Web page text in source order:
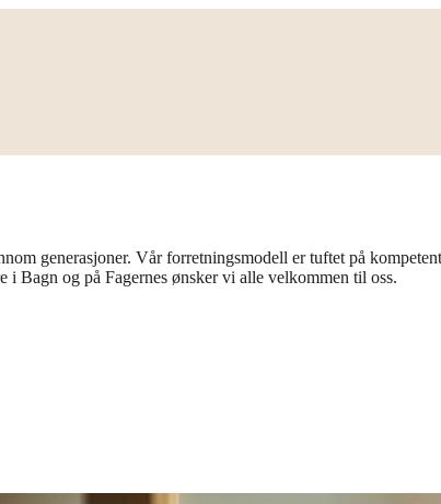
generasjoner. Vår forretningsmodell er tuftet på
i Bagn og på Fagernes ønsker vi alle velkommen til oss.